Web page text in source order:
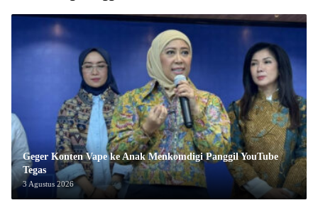
Geger Konten Vape ke Anak Menkomdigi Panggil YouTube
Tegas
3 Agustus 2026